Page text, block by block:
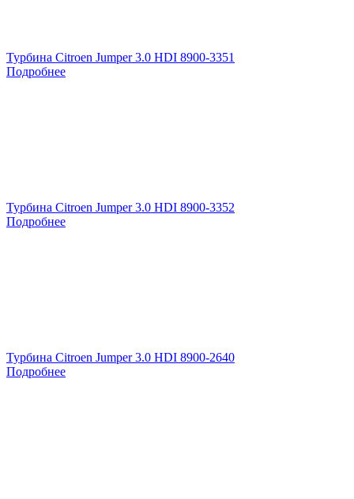
Турбина Citroen Jumper 3.0 HDI 8900-3351
Подробнее
Турбина Citroen Jumper 3.0 HDI 8900-3352
Подробнее
Турбина Citroen Jumper 3.0 HDI 8900-2640
Подробнее